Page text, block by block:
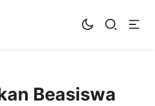
Bisnis
Beasiswa